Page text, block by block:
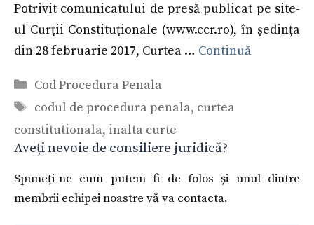
Potrivit comunicatului de presă publicat pe site-
ul Curții Constituționale (www.ccr.ro), în ședința
din 28 februarie 2017, Curtea … Continuă
Categorii
Cod Procedura Penala
Etichete
codul de procedura penala, curtea
constitutionala, inalta curte
Aveți nevoie de consiliere juridică?
Spuneți-ne cum putem fi de folos și unul dintre
membrii echipei noastre vă va contacta.